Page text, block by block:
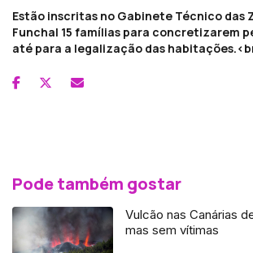
Estão inscritas no Gabinete Técnico das
Funchal 15 famílias para concretizarem
até para a legalização das
Pode também gostar
Vulcão nas Canárias
mas sem vítimas